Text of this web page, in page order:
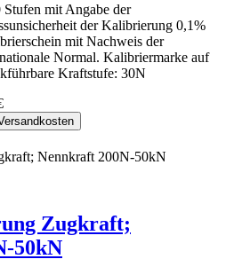
mit Angabe der
der Kalibrierung 0,1%
mit Nachweis der
Normal. Kalibriermarke auf
Kraftstufe: 30N
Zugkraft;
50kN